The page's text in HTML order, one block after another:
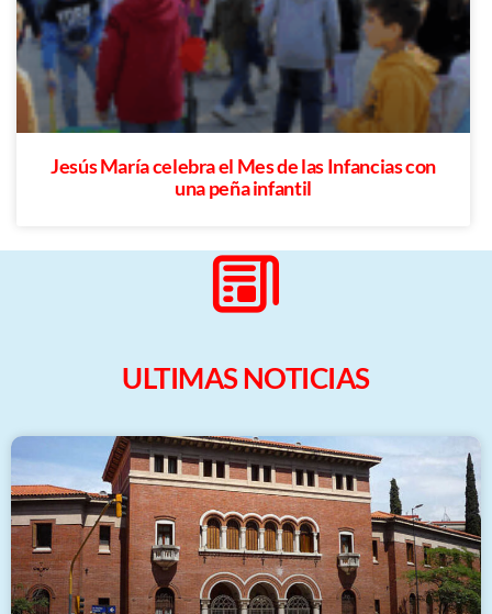
Jesús María celebra el Mes de las Infancias con
una peña infantil
ULTIMAS NOTICIAS